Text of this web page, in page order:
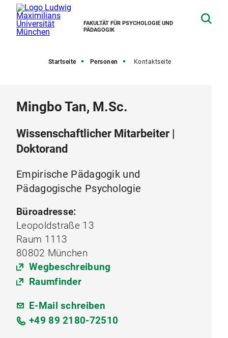
FAKULTÄT FÜR PSYCHOLOGIE UND
PÄDAGOGIK
Startseite Personen Kontaktseite
Mingbo Tan, M.Sc.
Wissenschaftlicher Mitarbeiter |
Doktorand
Empirische Pädagogik und
Pädagogische Psychologie
Büroadresse:
Leopoldstraße 13
Raum 1113
80802 München
Wegbeschreibung
Raumfinder
E-Mail schreiben
+49 89 2180-72510